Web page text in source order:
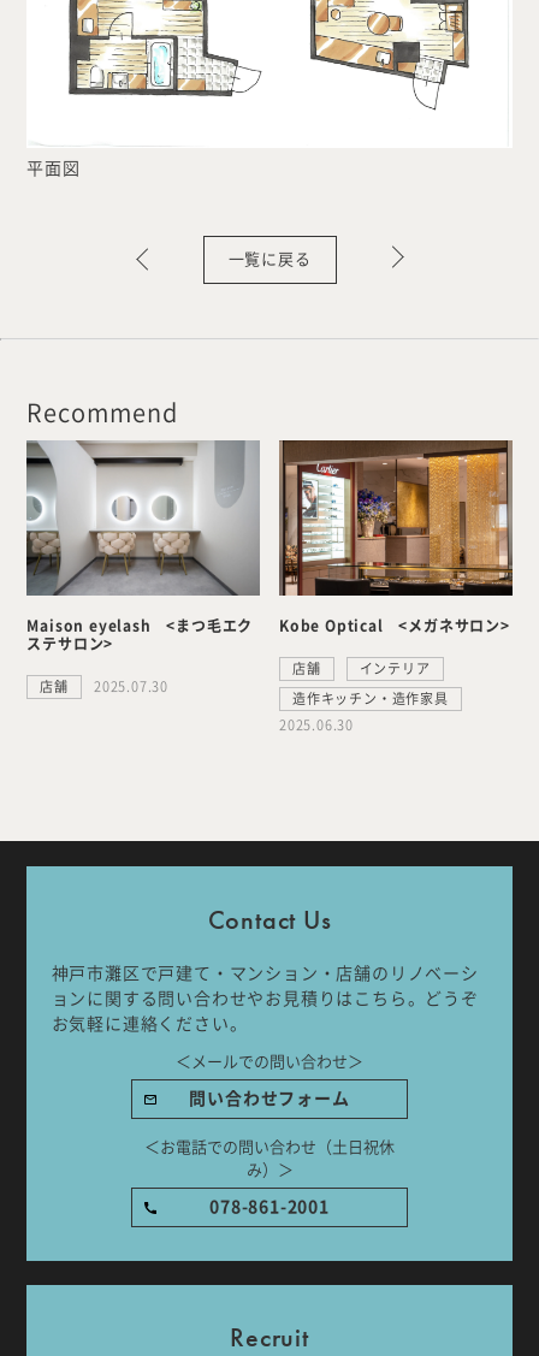
平面図
一覧に戻る
Recommend
Maison eyelash <まつ毛エク
ステサロン>
店舗 2025.07.30
Kobe Optical <メガネサロン>
店舗 インテリア
造作キッチン・造作家具
2025.06.30
Contact Us
神戸市灘区で戸建て・マンション・店舗のリノベーシ
ョンに関する問い合わせやお見積りはこちら。どうぞ
お気軽に連絡ください。
＜メールでの問い合わせ＞
問い合わせフォーム
＜お電話での問い合わせ（土日祝休
み）＞
078-861-2001
Recruit